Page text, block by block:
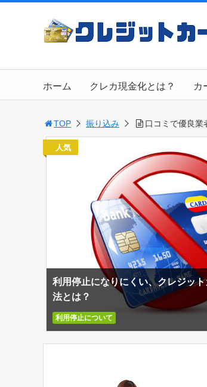
ホーム クレカ現金化とは？ カ
TOP 振り込み 口コミで優良業
利用停止になりにくい、クレジッ
法とは？
利用停止について